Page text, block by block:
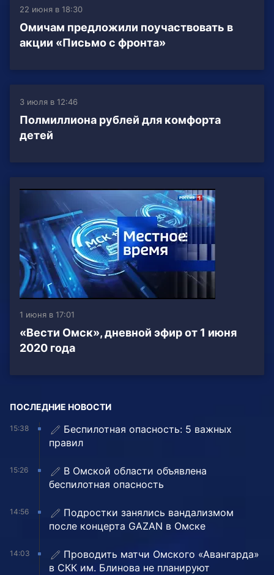
22 июня в 18:30
Омичам предложили поучаствовать в
акции «Письмо с фронта»
3 июля в 12:46
Полмиллиона рублей для комфорта
детей
1 июня в 17:01
«Вести Омск», дневной эфир от 1 июня
2020 года
ПОСЛЕДНИЕ НОВОСТИ
15:38
Беспилотная опасность: 5 важных
правил
15:26
В Омской области объявлена
беспилотная опасность
14:56
Подростки занялись вандализмом
после концерта GAZAN в Омске
14:03
Проводить матчи Омского «Авангарда»
в СКК им. Блинова не планируют